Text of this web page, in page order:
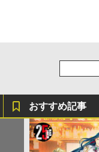
おすすめ記事